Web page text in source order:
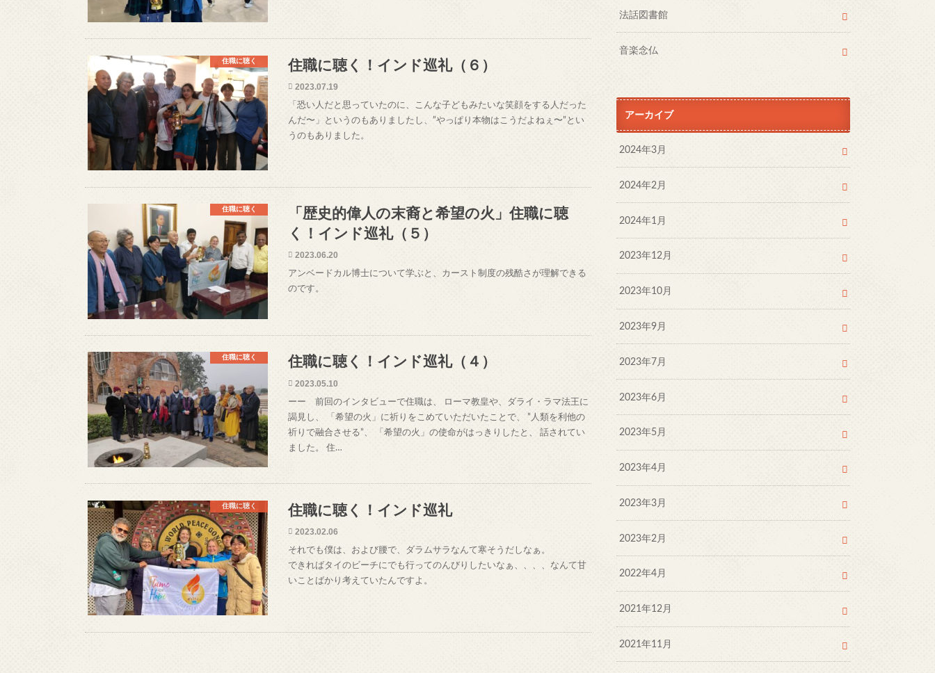
住職に聴く 住職に聴く！インド巡礼（６）
2023.07.19
「恐い人だと思っていたのに、こんな子どもみたいな笑顔をする人だった
んだ〜」というのもありましたし、”やっぱり本物はこうだよねぇ〜”とい
うのもありました。
住職に聴く
「歴史的偉人の末裔と希望の火」住職に聴
く！インド巡礼（５）
2023.06.20
アンベードカル博士について学ぶと、カースト制度の残酷さが理解できる
のです。
住職に聴く 住職に聴く！インド巡礼（４）
2023.05.10
ーー 前回のインタビューで住職は、 ローマ教皇や、ダライ・ラマ法王に
謁見し、 「希望の火」に祈りをこめていただいたことで、 ”人類を利他の
祈りで融合させる”、 「希望の火」の使命がはっきりしたと、 話されてい
ました。 住…
住職に聴く 住職に聴く！インド巡礼
2023.02.06
それでも僕は、および腰で、ダラムサラなんて寒そうだしなぁ。
できればタイのビーチにでも行ってのんびりしたいなぁ、、、、なんて甘
いことばかり考えていたんですよ。
法話図書館
音楽念仏
アーカイブ
2024年3月
2024年2月
2024年1月
2023年12月
2023年10月
2023年9月
2023年7月
2023年6月
2023年5月
2023年4月
2023年3月
2023年2月
2022年4月
2021年12月
2021年11月